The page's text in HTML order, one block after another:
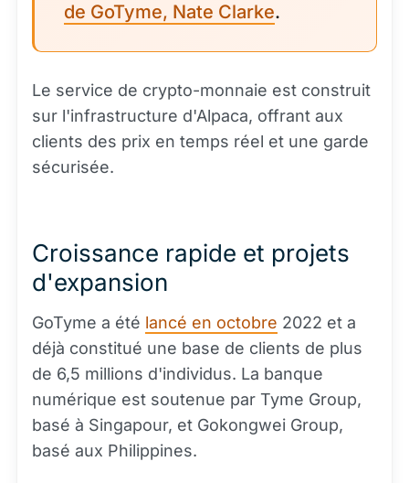
de GoTyme, Nate Clarke.
Le service de crypto-monnaie est construit
sur l'infrastructure d'Alpaca, offrant aux
clients des prix en temps réel et une garde
sécurisée.
Croissance rapide et projets
d'expansion
GoTyme a été lancé en octobre 2022 et a
déjà constitué une base de clients de plus
de 6,5 millions d'individus. La banque
numérique est soutenue par Tyme Group,
basé à Singapour, et Gokongwei Group,
basé aux Philippines.